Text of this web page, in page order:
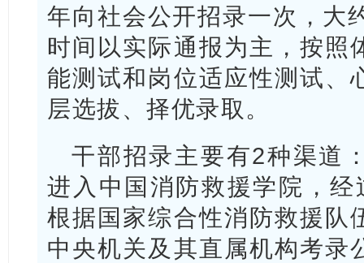
年向社会公开招录一次，大
时间以实际通报为主，按照
能测试和岗位适应性测试、
层选拔、择优录取。
干部招录主要有2种渠道
进入中国消防救援学院，
根据国家综合性消防救援队
中央机关及其直属机构考录